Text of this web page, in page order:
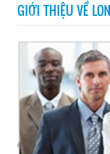
GIỚI THIỆU VỀ